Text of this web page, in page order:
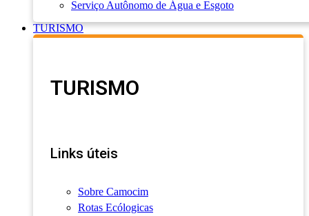
Serviço Autônomo de Água e Esgoto
TURISMO
TURISMO
Links úteis
Sobre Camocim
Rotas Ecólogicas